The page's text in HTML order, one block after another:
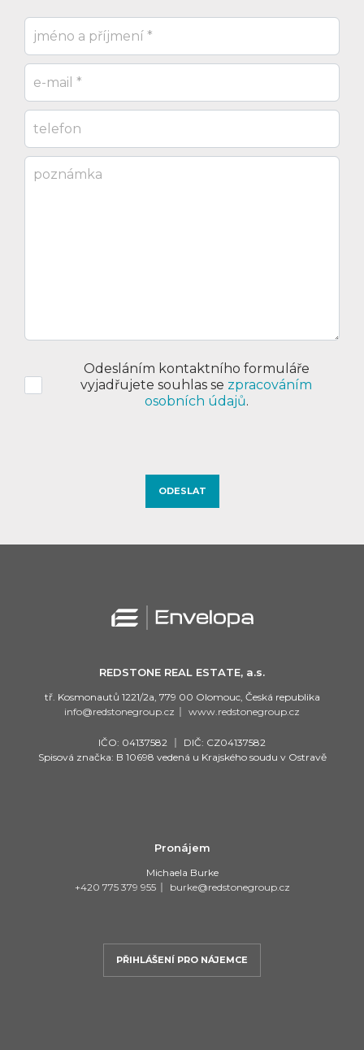
Odesláním kontaktního formuláře
vyjadřujete souhlas se zpracováním
osobních údajů.
REDSTONE REAL ESTATE, a.s.
tř. Kosmonautů 1221/2a, 779 00 Olomouc, Česká republika
info@redstonegroup.cz
www.redstonegroup.cz
IČO: 04137582
DIČ: CZ04137582
Spisová značka: B 10698 vedená u Krajského soudu v Ostravě
Pronájem
Michaela Burke
+420 775 379 955
burke@redstonegroup.cz
PŘIHLÁŠENÍ PRO NÁJEMCE